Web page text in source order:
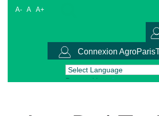
A- A A+
Connexion
Powered by